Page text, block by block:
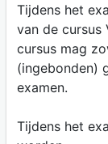
Tijdens het
van de cursus
cursus mag
(ingebonden)
examen.
Tijdens het